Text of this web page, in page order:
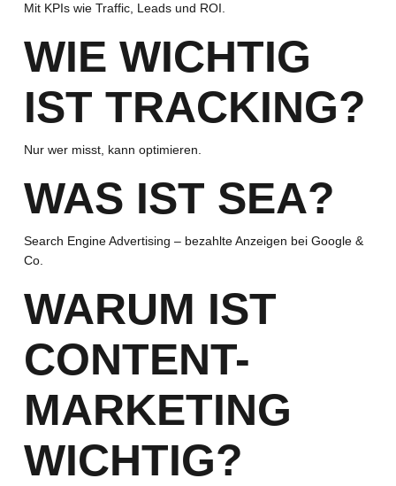
Mit KPIs wie Traffic, Leads und ROI.
WIE WICHTIG
IST TRACKING?
Nur wer misst, kann optimieren.
WAS IST SEA?
Search Engine Advertising – bezahlte Anzeigen bei Google &
Co.
WARUM IST
CONTENT-
MARKETING
WICHTIG?